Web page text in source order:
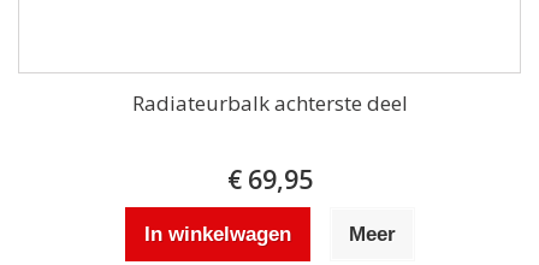
Radiateurbalk achterste deel
€ 69,95
In winkelwagen Meer